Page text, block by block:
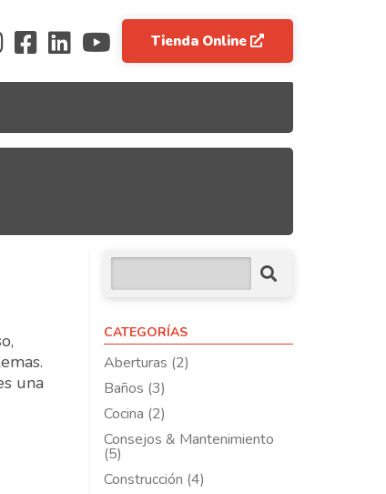
Tienda Online
una
CATEGORÍAS
Aberturas (2)
Baños (3)
Cocina (2)
Consejos & Mantenimiento
(5)
Construcción (4)